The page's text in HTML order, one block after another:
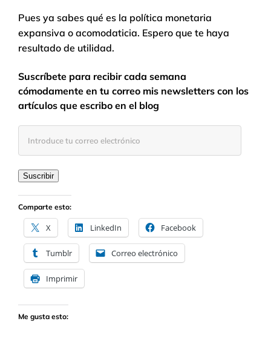
Pues ya sabes qué es la política monetaria
expansiva o acomodaticia. Espero que te haya
resultado de utilidad.
Suscríbete para recibir cada semana
cómodamente en tu correo mis newsletters con los
artículos que escribo en el blog
electrónico
Suscribir
Comparte esto:
X LinkedIn Facebook
Tumblr Correo electrónico
Imprimir
Me gusta esto: